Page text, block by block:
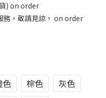
) on order
務，敬請見諒。 on order
色 棕色
灰色